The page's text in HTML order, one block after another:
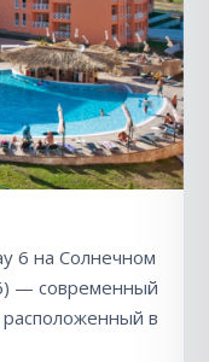
6 на Солнечном
— современный
расположенный в